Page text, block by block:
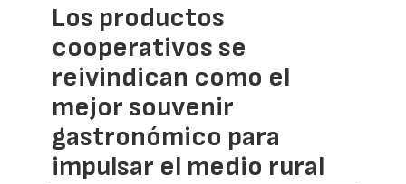
Los productos
cooperativos se
reivindican como el
mejor souvenir
gastronómico para
impulsar el medio rural